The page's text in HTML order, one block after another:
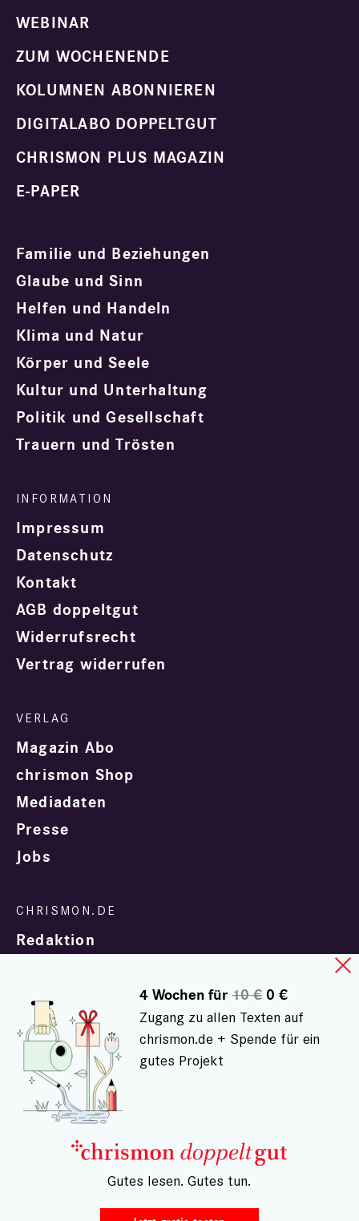
WEBINAR
ZUM WOCHENENDE
KOLUMNEN ABONNIEREN
DIGITALABO DOPPELTGUT
CHRISMON PLUS MAGAZIN
E-PAPER
Familie und Beziehungen
Glaube und Sinn
Helfen und Handeln
Klima und Natur
Körper und Seele
Kultur und Unterhaltung
Politik und Gesellschaft
Trauern und Trösten
Impressum
Datenschutz
Kontakt
AGB doppeltgut
Widerrufsrecht
Vertrag widerrufen
Magazin Abo
chrismon Shop
Mediadaten
Presse
Jobs
Redaktion
In Zusammenarbeit mit
© chrismon.de 2001 - 2026
Alle Rechte vorbehalten.
4 Wochen für10 €0 €
Zugang zu allen Texten auf
chrismon.de + Spende für ein
gutes Projekt
– Gutes lesen. Gutes tun.